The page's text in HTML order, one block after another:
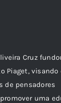
Cruz
Piaget,
de pensadores
uma